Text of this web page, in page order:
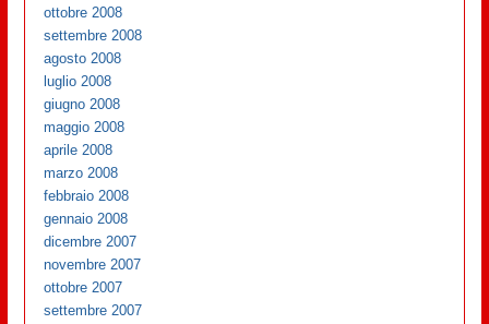
ottobre 2008
settembre 2008
agosto 2008
luglio 2008
giugno 2008
maggio 2008
aprile 2008
marzo 2008
febbraio 2008
gennaio 2008
dicembre 2007
novembre 2007
ottobre 2007
settembre 2007